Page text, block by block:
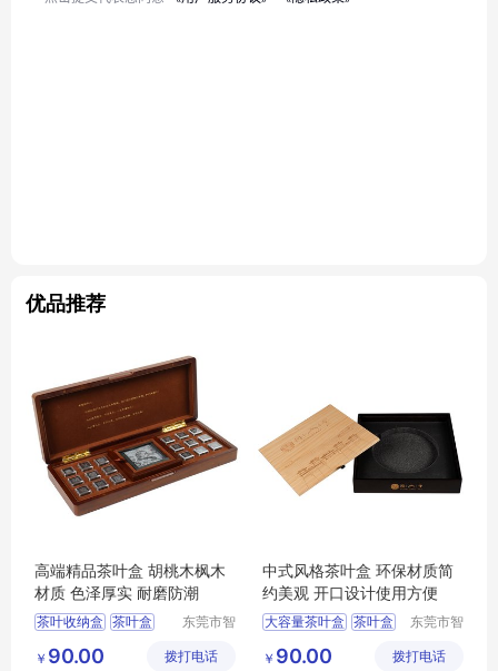
优品推荐
高端精品茶叶盒 胡桃木枫木
材质 色泽厚实 耐磨防潮
茶叶收纳盒 茶叶盒
多功能茶叶盒
东莞市智
限公司
￥ 90.00 拨打电话
中式风格茶叶盒 环保材质简
约美观 开口设计使用方便
大容量茶叶盒 茶叶盒
茶叶收纳盒
东莞市智
限公司
￥ 90.00 拨打电话